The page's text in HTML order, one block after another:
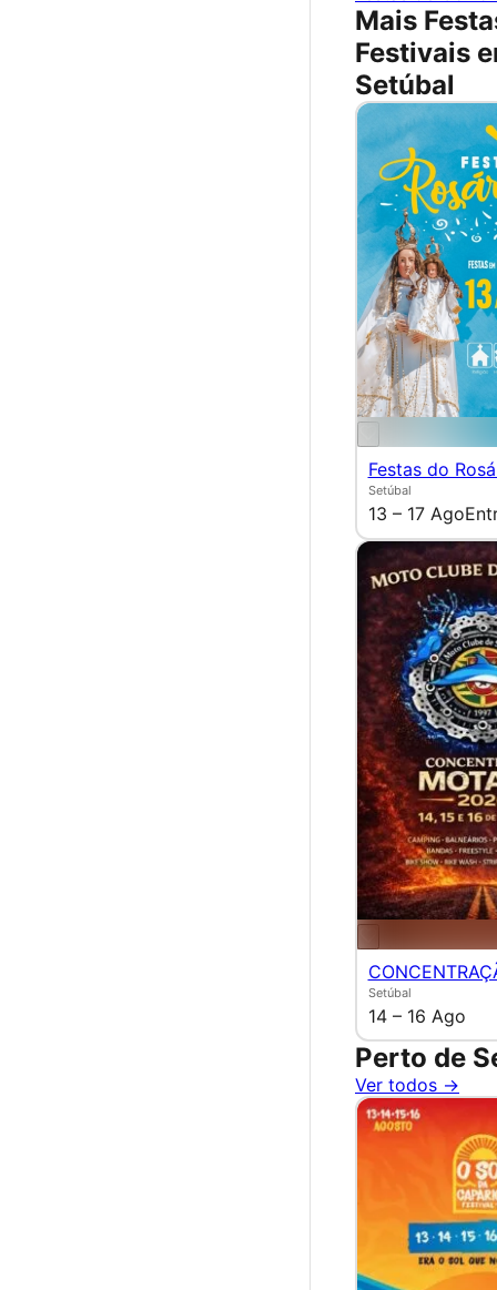
Mais
Festivais
Setúbal
Festas do
Setúbal
13 – 17 Ago
Setúbal
14 – 16 Ago
Perto de
Ver todos →